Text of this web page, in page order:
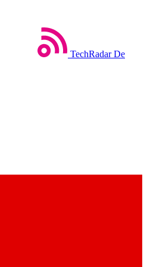
TechRadar De